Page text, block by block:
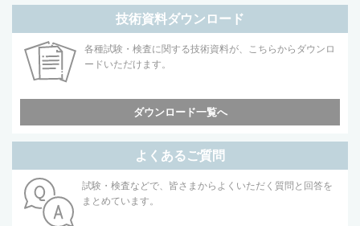
技術資料ダウンロード
各種試験・検査に関する技術資料が、こちらからダウンロ
ードいただけます。
ダウンロード一覧へ
よくあるご質問
試験・検査などで、皆さまからよくいただく質問と回答を
まとめています。